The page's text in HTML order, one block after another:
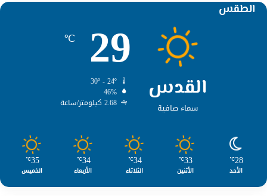
الطقس
القدس
سماء صافية
29
℃
46%
2.68 كيلومتر/ساعة
28
℃
الأحد
33
℃
الأثنين
34
℃
الثلاثاء
34
℃
الأربعاء
35
℃
الخميس